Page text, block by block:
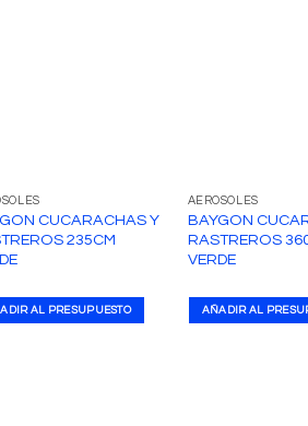
CUCARACHAS Y
235CM
AL PRESUPUESTO
AEROSOLES
BAYGON
RASTREROS
VERDE
AÑADIR AL